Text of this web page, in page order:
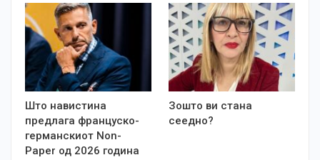
Што навистина
предлага француско-
германскиот Non-
Paper од 2026 година
Зошто ви стана
сеедно?